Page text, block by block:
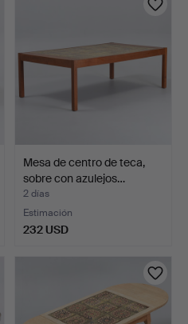
Mesa de centro de teca,
sobre con azulejos…
2 días
Estimación
232 USD